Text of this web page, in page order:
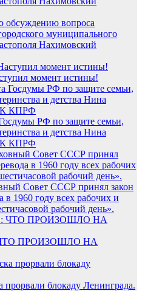
обсуждению вопроса
муниципального
Нахимовский
момент истины!
РФ по защите семьи,
и детства Нина
КПРФ
Совет СССР принял закон
в 1960 году всех рабочих и
рабочий день».
ПРОИЗОШЛО НА
прорвали блокаду Ленинграда.